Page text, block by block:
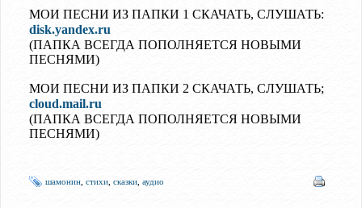
МОИ ПЕСНИ ИЗ ПАПКИ 1 СКАЧАТЬ, СЛУШАТЬ:
disk.yandex.ru
(ПАПКА ВСЕГДА ПОПОЛНЯЕТСЯ НОВЫМИ
ПЕСНЯМИ)
МОИ ПЕСНИ ИЗ ПАПКИ 2 СКАЧАТЬ, СЛУШАТЬ;
cloud.mail.ru
(ПАПКА ВСЕГДА ПОПОЛНЯЕТСЯ НОВЫМИ
ПЕСНЯМИ)
шамонин стихи сказки аудио